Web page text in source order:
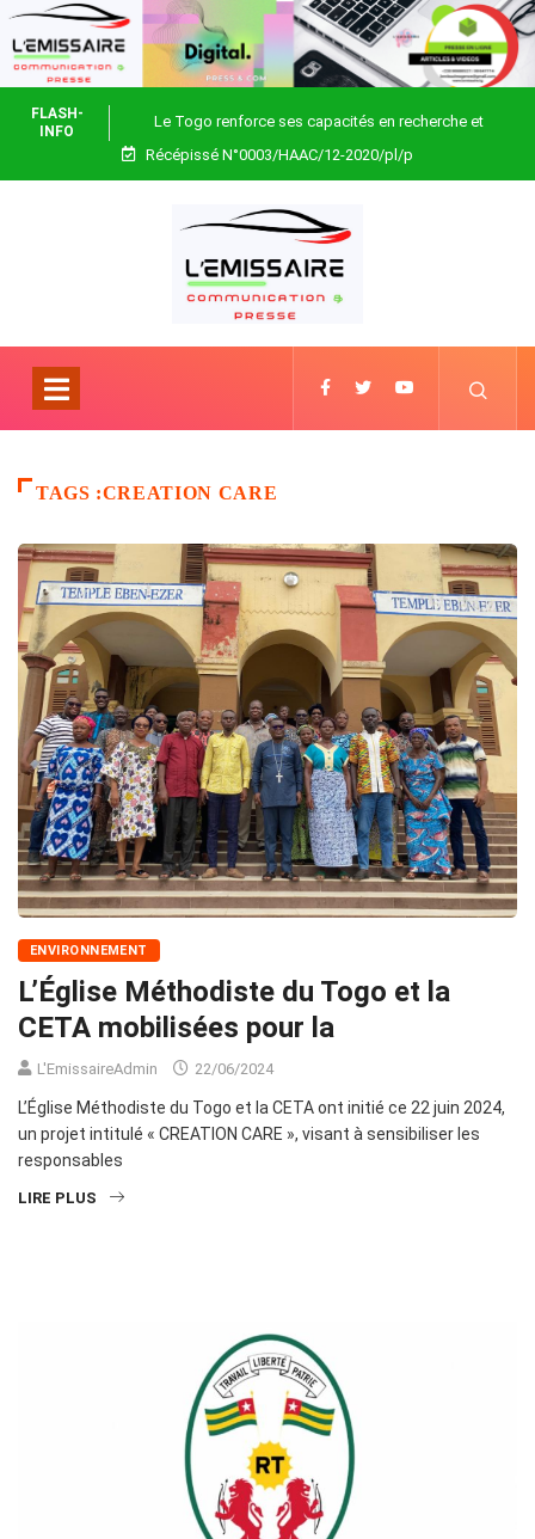
FLASH-
INFO
Le Togo renforce ses capacités en recherche et
biotechnologie
Récépissé N°0003/HAAC/12-2020/pl/p
TAGS :CREATION CARE
ENVIRONNEMENT
L’Église Méthodiste du Togo et la
CETA mobilisées pour la
L'EmissaireAdmin 22/06/2024
L’Église Méthodiste du Togo et la CETA ont initié ce 22 juin 2024,
un projet intitulé « CREATION CARE », visant à sensibiliser les
responsables
LIRE PLUS